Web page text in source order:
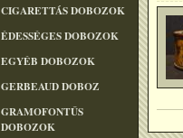
CIGARETTÁS DOBOZOK
ÉDESSÉGES DOBOZOK
EGYÉB DOBOZOK
GERBEAUD DOBOZ
GRAMOFONTÛS
DOBOZOK